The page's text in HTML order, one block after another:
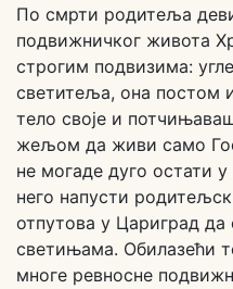
По смрти родитеља
подвижничког живота
строгим подвизима:
светитеља, она
тело своје и
жељом да живи само
не могаде дуго остати
него напусти
отпутова у Цариград
светињама. Обилазећи
многе ревносне